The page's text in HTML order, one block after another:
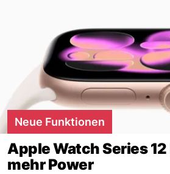
Neue Funktionen
Apple Watch Series
mehr Power